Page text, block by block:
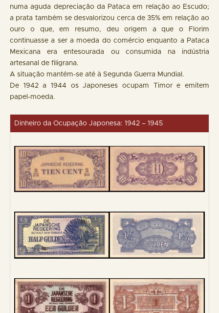
numa aguda depreciação da Pataca em relação ao Escudo;
a prata também se desvalorizou cerca de 35% em relação ao
ouro o que, em resumo, deu origem a que o Florim
continuasse a ser a moeda do comércio enquanto a Pataca
Mexicana era entesourada ou consumida na indústria
artesanal de filigrana.
A situação mantém-se até à Segunda Guerra Mundial.
De 1942 a 1944 os Japoneses ocupam Timor e emitem
papel-moeda.
Dinheiro da Ocupação Japonesa: 1942 – 1945